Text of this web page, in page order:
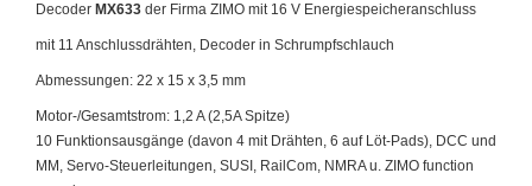
Decoder MX633 der Firma ZIMO mit 16 V Energiespeicheranschluss
mit 11 Anschlussdrähten, Decoder in Schrumpfschlauch
Abmessungen: 22 x 15 x 3,5 mm
Motor-/Gesamtstrom: 1,2 A (2,5A Spitze)
10 Funktionsausgänge (davon 4 mit Drähten, 6 auf Löt-Pads), DCC und
MM, Servo-Steuerleitungen, SUSI, RailCom, NMRA u. ZIMO function